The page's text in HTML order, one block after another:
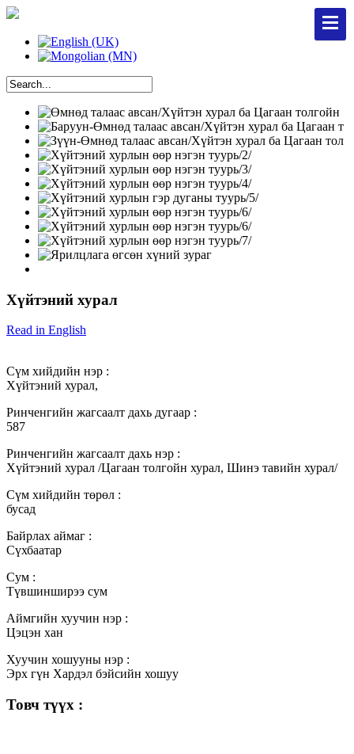
Хүйтэний хурал
Read in English
Сүм хийдийн нэр :
Хүйтэний хурал,
Ринченгийн жагсаалт дахь дугаар :
587
Ринченгийн жагсаалт дахь нэр :
Хүйтэний хурал /Цагаан толгойн хурал, Шинэ тавийн хурал/
Сүм хийдийн төрөл :
бусад
Байрлах аймаг :
Сүхбаатар
Сум :
Түвшинширээ сум
Аймгийн хуучин нэр :
Цэцэн хан
Хуучин хошууны нэр :
Эрх гүн Хардэл бэйсийн хошуу
Товч түүх :